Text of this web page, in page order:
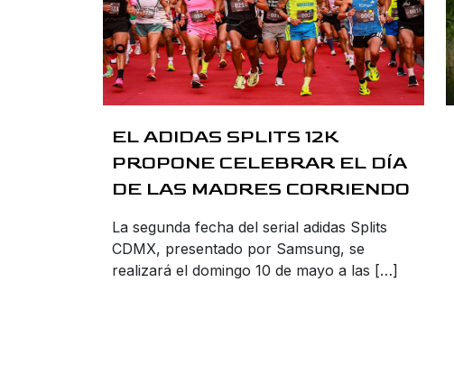
EL ADIDAS SPLITS 12K
PROPONE CELEBRAR EL DÍA
DE LAS MADRES CORRIENDO
La segunda fecha del serial adidas Splits
CDMX, presentado por Samsung, se
realizará el domingo 10 de mayo a las […]